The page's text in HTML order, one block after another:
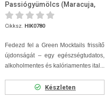
Passiógyümölcs (Maracuja,
passionfruit) ízű szénsavas
ü...
Cikksz. HIK0780
Fedezd fel a Green Mocktails frissítő
újdonságát – egy egészségtudatos,
alkoholmentes és kalóriamentes ital...
Készleten